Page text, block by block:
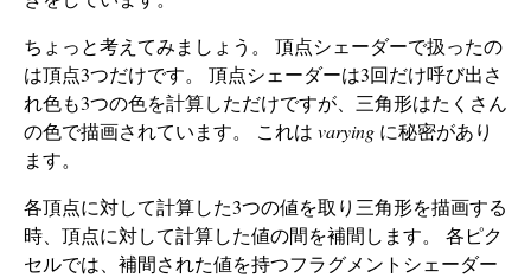
ちょっと考えてみましょう。 頂点シェーダーで扱ったの
は頂点3つだけです。 頂点シェーダーは3回だけ呼び出さ
れ色も3つの色を計算しただけですが、三角形はたくさん
の色で描画されています。 これは varying に秘密があり
ます。
各頂点に対して計算した3つの値を取り三角形を描画する
時、頂点に対して計算した値の間を補間します。 各ピク
セルでは、補間された値を持つフラグメントシェーダー